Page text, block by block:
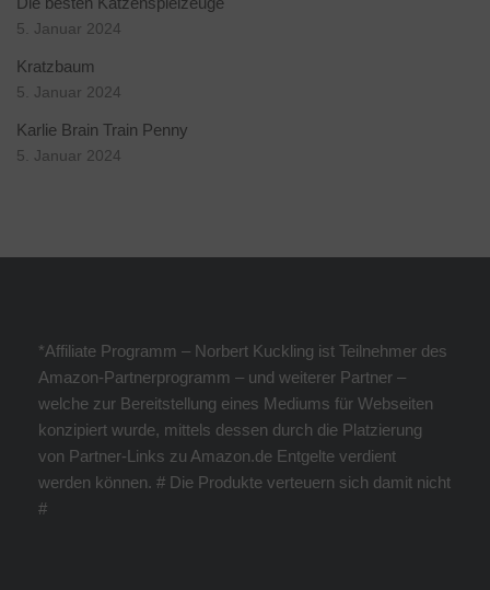
5. Januar 2024
Kratzbaum
5. Januar 2024
Karlie Brain Train Penny
5. Januar 2024
*Affiliate Programm – Norbert Kuckling ist Teilnehmer des
Amazon-Partnerprogramm – und weiterer Partner –
welche zur Bereitstellung eines Mediums für Webseiten
konzipiert wurde, mittels dessen durch die Platzierung
von Partner-Links zu Amazon.de Entgelte verdient
werden können. # Die Produkte verteuern sich damit nicht
#